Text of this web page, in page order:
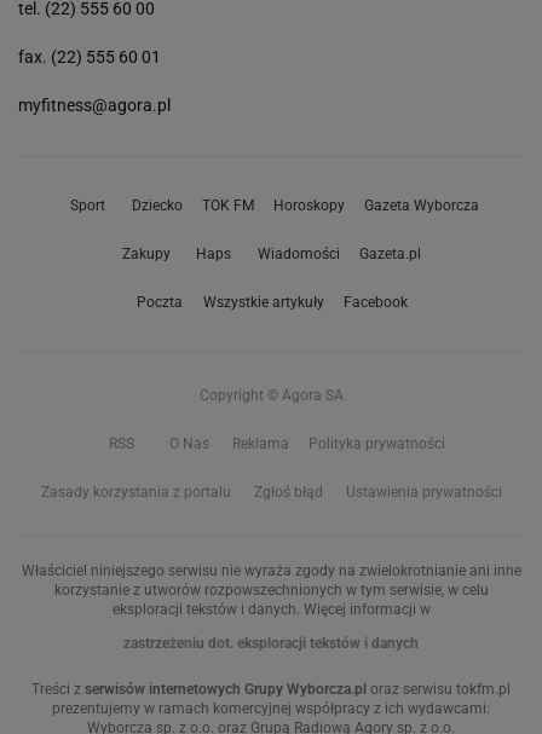
tel. (22) 555 60 00
fax. (22) 555 60 01
myfitness@agora.pl
Sport Dziecko TOK FM Horoskopy Gazeta Wyborcza
Zakupy Haps Wiadomości Gazeta.pl
Poczta Wszystkie artykuły Facebook
Copyright © Agora SA
RSS O Nas Reklama Polityka prywatności
Zasady korzystania z portalu Zgłoś błąd Ustawienia prywatności
Właściciel niniejszego serwisu nie wyraża zgody na zwielokrotnianie ani inne
korzystanie z utworów rozpowszechnionych w tym serwisie, w celu
eksploracji tekstów i danych. Więcej informacji w
zastrzeżeniu dot. eksploracji tekstów i danych
Treści z serwisów internetowych Grupy Wyborcza.pl oraz serwisu tokfm.pl
prezentujemy w ramach komercyjnej współpracy z ich wydawcami:
Wyborcza sp. z o.o. oraz Grupą Radiową Agory sp. z o.o.